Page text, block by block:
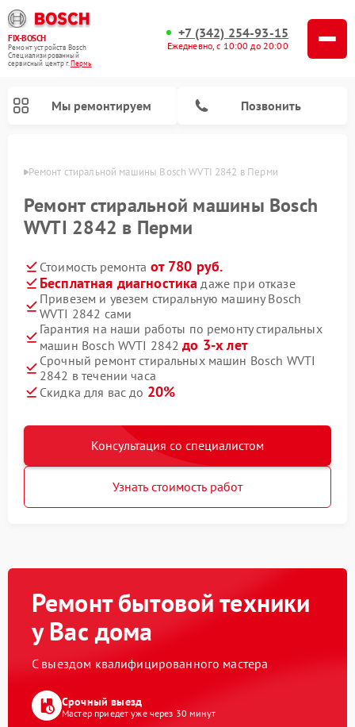
FIX-BOSCH
Ремонт устройств Bosch
Специализированный
cервисный центр г.Пермь
+7 (342) 254-93-15
Ежедневно, с 10:00 до 20:00
Мы ремонтируем Позвонить
Ремонт стиральной машины Bosch WVTI 2842 в Перми
Ремонт стиральной машины Bosch
WVTI 2842 в Перми
Стоимость ремонта от 780 руб.
Бесплатная диагностика даже при отказе
Привезем и увезем стиральную машину Bosch
WVTI 2842 сами
Гарантия на наши работы по ремонту стиральных
машин Bosch WVTI 2842до 3-х лет
Срочный ремонт стиральных машин Bosch WVTI
2842 в течении часа
Скидка для вас до 20%
Консультация со специалистом
Узнать стоимость работ
Ремонт бытовой техники
у Вас дома
С выездом квалифицированного мастера
Срочный выезд
Мастер приедет уже через 30 минут